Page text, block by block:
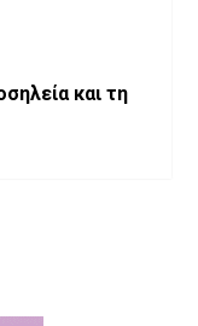
και τη